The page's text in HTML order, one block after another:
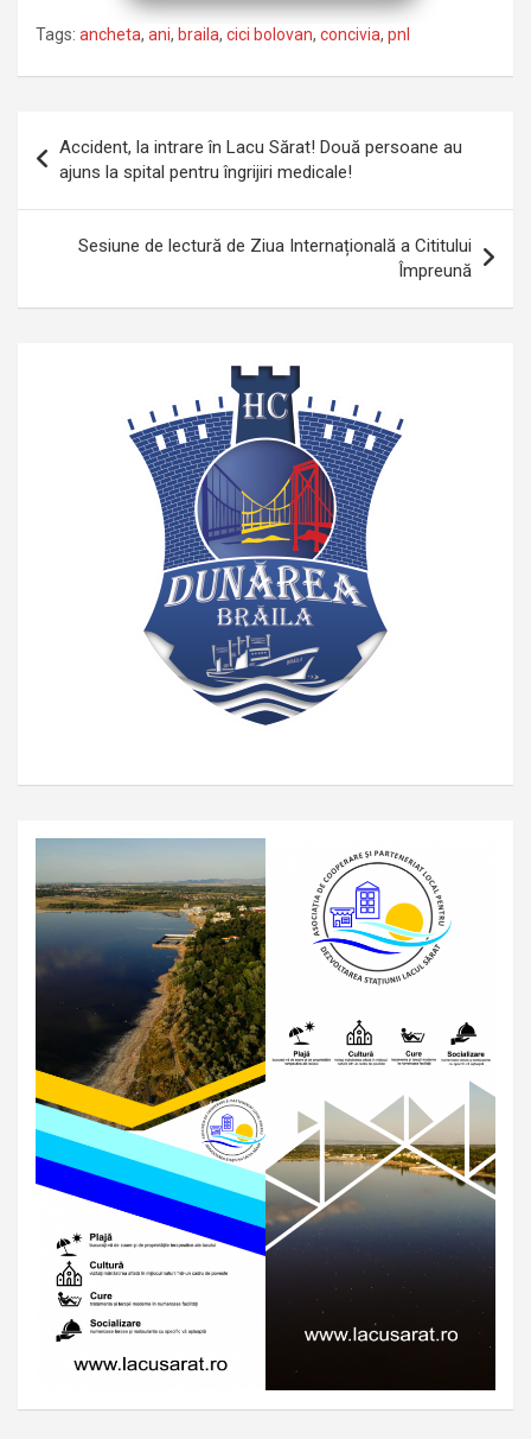
Tags: ancheta, ani, braila, cici bolovan, concivia, pnl
în
articole
Accident, la intrare în Lacu Sărat! Două persoane au
ajuns la spital pentru îngrijiri medicale!
Sesiune de lectură de Ziua Internațională a Cititului
Împreună